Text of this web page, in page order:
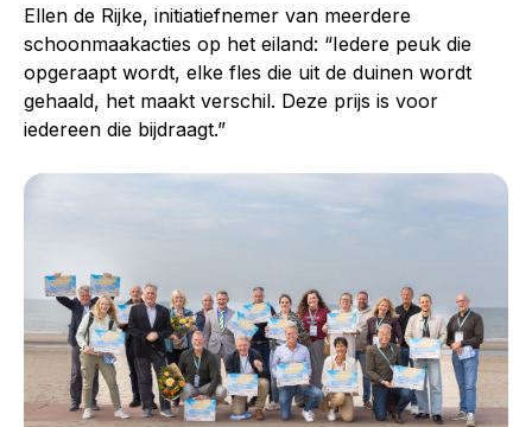
Ellen de Rijke, initiatiefnemer van meerdere
schoonmaakacties op het eiland: “Iedere peuk die
opgeraapt wordt, elke fles die uit de duinen wordt
gehaald, het maakt verschil. Deze prijs is voor
iedereen die bijdraagt.”